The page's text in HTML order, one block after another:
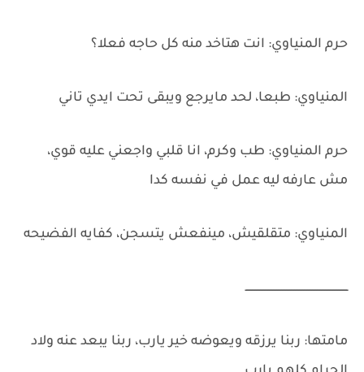
حرم المنياوي: انت هتاخد منه كل حاجه فعلا؟
المنياوي: طبعا، لحد مايرجع ويبقى تحت ايدي تاني
حرم المنياوي: طب وكرم، انا قلبي واجعني عليه قوي،
مش عارفه ليه عمل في نفسه كدا
المنياوي: متقلقيش، مينفعش يتسجن، كفايه الفضيحه
ـــــــــــــــــــــــــــــــــــــــــــــــــــــــــــــــ
مامتها: ربنا يرزقه ويعوضه خير يارب، ربنا يبعد عنه ولاد